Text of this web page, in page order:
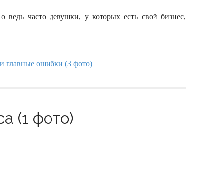
часто девушки, у которых есть свой бизнес,
(1 фото)